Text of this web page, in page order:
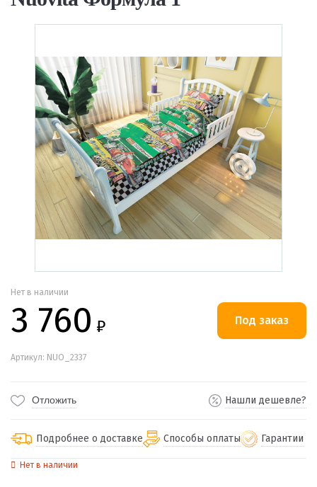
Нет в наличии
3 760 ₽
Артикул: NUO_2337
Отложить Нашли дешевле?
Подробнее о доставке Способы оплаты Гарантии
Нет в наличии